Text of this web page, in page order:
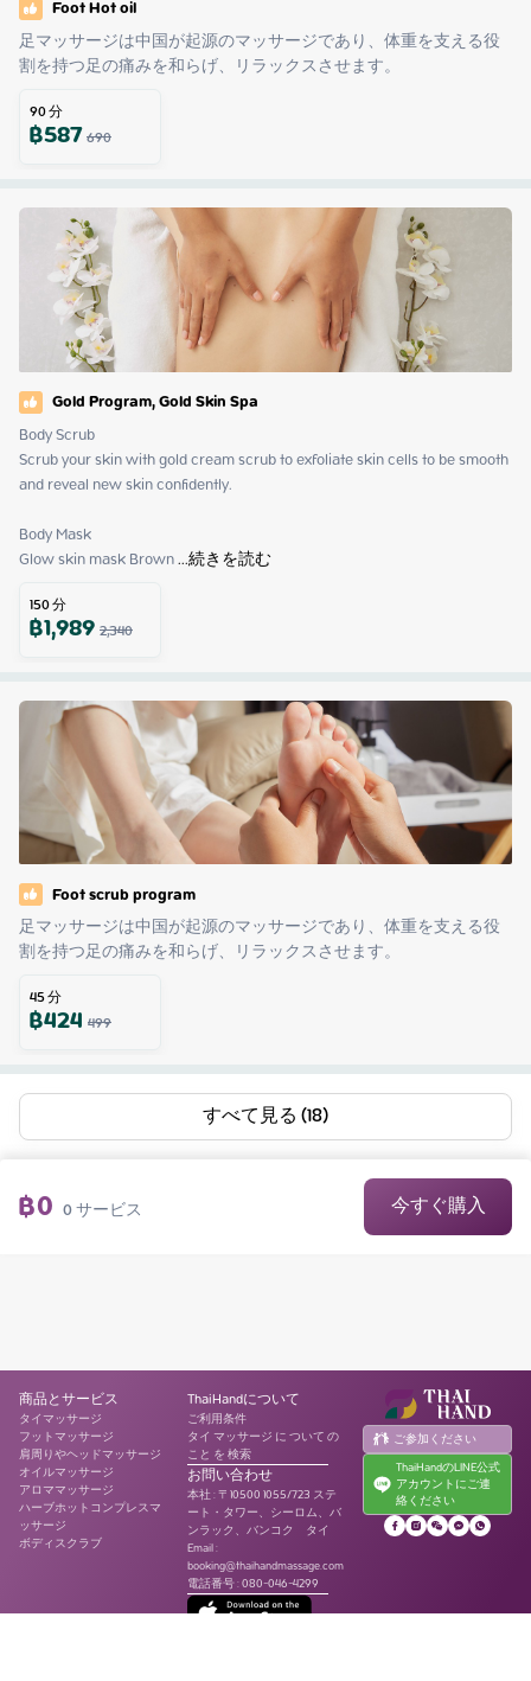
Foot Hot oil
足マッサージは中国が起源のマッサージであり、体重を支える役
割を持つ足の痛みを和らげ、リラックスさせます。
90分
฿587690
Gold Program, Gold Skin Spa
Body Scrub
Scrub your skin with gold cream scrub to exfoliate skin cells to be smooth
and reveal new skin confidently.
Body Mask
Glow skin mask Brown ...続きを読む
150分
฿1,9892,340
Foot scrub program
足マッサージは中国が起源のマッサージであり、体重を支える役
割を持つ足の痛みを和らげ、リラックスさせます。
45分
฿424 499
すべて見る (18)
฿0 0サービス 今すぐ購入
商品とサービス
タイマッサージ
フットマッサージ
肩周りやヘッドマッサージ
オイルマッサージ
アロママッサージ
ハーブホットコンプレスマ
ッサージ
ボディスクラブ
ThaiHandについて
ご利用条件
タイ マッサージ に ついて の
こと を 検索
お問い合わせ
本社:〒10500 1055/723 ステ
ート・タワー、シーロム、バ
ンラック、バンコク タイ
Email :
booking@thaihandmassage.com
電話番号:080-046-4299
ご参加ください
ThaiHandのLINE公式
アカウントにご連
絡ください